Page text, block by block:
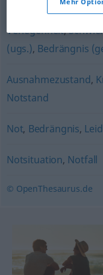
Schwulitäten),(in
Verlegenheit,
(ugs.), Bedrängnis
Ausnahmezustand,
Notstand
Not, Bedrängnis, Leid
Notsituation, Notfall
© OpenThesaurus.de